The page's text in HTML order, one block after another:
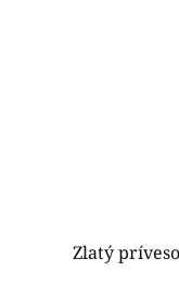
Zlatý